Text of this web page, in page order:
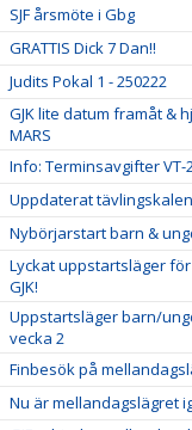
SJF årsmöte i Gbg
GRATTIS Dick 7 Dan!!
Judits Pokal 1 - 250222
GJK lite datum framåt &
MARS
Info: Terminsavgifter VT-
Uppdaterat
Nybörjarstart barn &
Lyckat uppstartsläger
GJK!
Uppstartsläger barn/
vecka 2
Finbesök på
Nu är mellandagslägret